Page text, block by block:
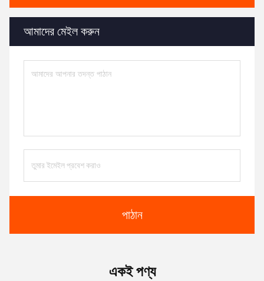
আমাদের মেইল ​​করুন
পাঠান
একই পণ্য